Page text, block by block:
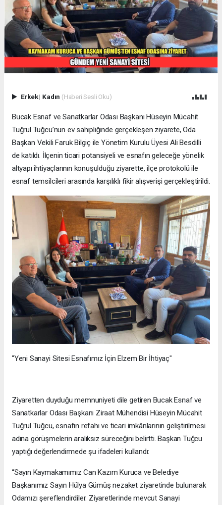
Erkek| Kadın (Haberi Sesli Oku)
Bucak Esnaf ve Sanatkarlar Odası Başkanı Hüseyin Mücahit
Tuğrul Tuğcu’nun ev sahipliğinde gerçekleşen ziyarete, Oda
Başkan Vekili Faruk Bilgiç ile Yönetim Kurulu Üyesi Ali Besdilli
de katıldı. İlçenin ticari potansiyeli ve esnafın geleceğe yönelik
altyapı ihtiyaçlarının konuşulduğu ziyarette, ilçe protokolü ile
esnaf temsilcileri arasında karşılıklı fikir alışverişi gerçekleştirildi.
"Yeni Sanayi Sitesi Esnafımız İçin Elzem Bir İhtiyaç"
Ziyaretten duyduğu memnuniyeti dile getiren Bucak Esnaf ve
Sanatkarlar Odası Başkanı Ziraat Mühendisi Hüseyin Mücahit
Tuğrul Tuğcu, esnafın refahı ve ticari imkânlarının geliştirilmesi
adına görüşmelerin aralıksız süreceğini belirtti. Başkan Tuğcu
yaptığı değerlendirmede şu ifadeleri kullandı:
“Sayın Kaymakamımız Can Kazım Kuruca ve Belediye
Başkanımız Sayın Hülya Gümüş nezaket ziyaretinde bulunarak
Odamızı şereflendirdiler. Ziyaretlerinde mevcut Sanayi